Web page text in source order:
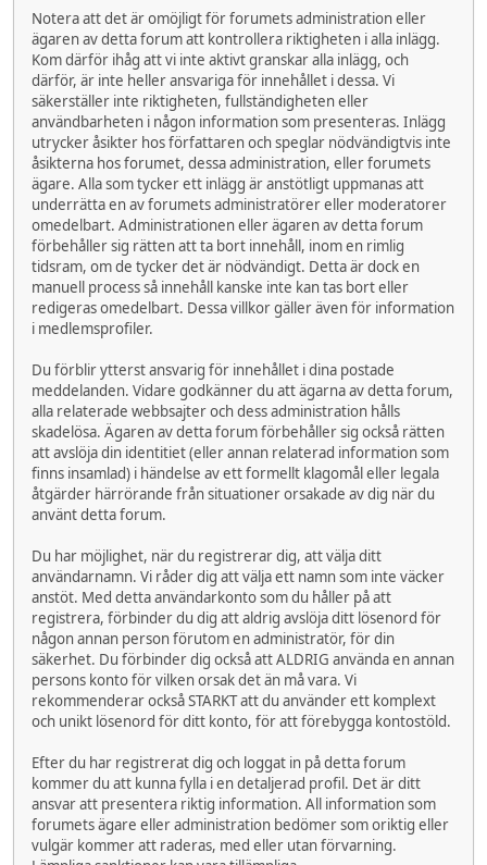
Notera att det är omöjligt för forumets administration eller
ägaren av detta forum att kontrollera riktigheten i alla inlägg.
Kom därför ihåg att vi inte aktivt granskar alla inlägg, och
därför, är inte heller ansvariga för innehållet i dessa. Vi
säkerställer inte riktigheten, fullständigheten eller
användbarheten i någon information som presenteras. Inlägg
utrycker åsikter hos författaren och speglar nödvändigtvis inte
åsikterna hos forumet, dessa administration, eller forumets
ägare. Alla som tycker ett inlägg är anstötligt uppmanas att
underrätta en av forumets administratörer eller moderatorer
omedelbart. Administrationen eller ägaren av detta forum
förbehåller sig rätten att ta bort innehåll, inom en rimlig
tidsram, om de tycker det är nödvändigt. Detta är dock en
manuell process så innehåll kanske inte kan tas bort eller
redigeras omedelbart. Dessa villkor gäller även för information
i medlemsprofiler.
Du förblir ytterst ansvarig för innehållet i dina postade
meddelanden. Vidare godkänner du att ägarna av detta forum,
alla relaterade webbsajter och dess administration hålls
skadelösa. Ägaren av detta forum förbehåller sig också rätten
att avslöja din identitiet (eller annan relaterad information som
finns insamlad) i händelse av ett formellt klagomål eller legala
åtgärder härrörande från situationer orsakade av dig när du
använt detta forum.
Du har möjlighet, när du registrerar dig, att välja ditt
användarnamn. Vi råder dig att välja ett namn som inte väcker
anstöt. Med detta användarkonto som du håller på att
registrera, förbinder du dig att aldrig avslöja ditt lösenord för
någon annan person förutom en administratör, för din
säkerhet. Du förbinder dig också att ALDRIG använda en annan
persons konto för vilken orsak det än må vara. Vi
rekommenderar också STARKT att du använder ett komplext
och unikt lösenord för ditt konto, för att förebygga kontostöld.
Efter du har registrerat dig och loggat in på detta forum
kommer du att kunna fylla i en detaljerad profil. Det är ditt
ansvar att presentera riktig information. All information som
forumets ägare eller administration bedömer som oriktig eller
vulgär kommer att raderas, med eller utan förvarning.